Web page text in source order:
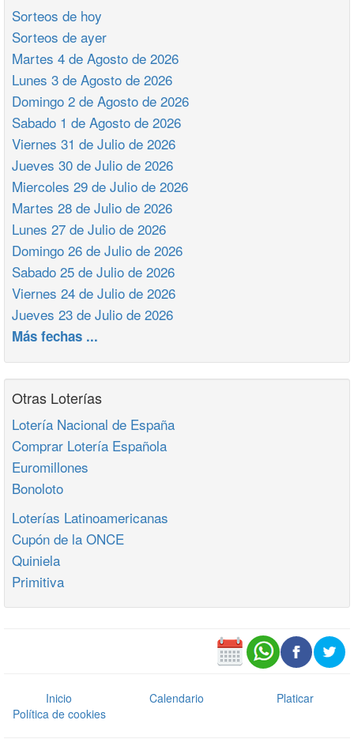
Sorteos de hoy
Sorteos de ayer
Martes 4 de Agosto de 2026
Lunes 3 de Agosto de 2026
Domingo 2 de Agosto de 2026
Sabado 1 de Agosto de 2026
Viernes 31 de Julio de 2026
Jueves 30 de Julio de 2026
Miercoles 29 de Julio de 2026
Martes 28 de Julio de 2026
Lunes 27 de Julio de 2026
Domingo 26 de Julio de 2026
Sabado 25 de Julio de 2026
Viernes 24 de Julio de 2026
Jueves 23 de Julio de 2026
Más fechas ...
Otras Loterías
Lotería Nacional de España
Comprar Lotería Española
Euromillones
Bonoloto
Loterías Latinoamericanas
Cupón de la ONCE
Quiniela
Primitiva
Inicio Calendario
Platicar
Política de cookies